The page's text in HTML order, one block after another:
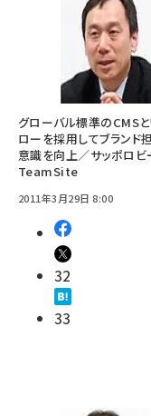
グローバル標準のCMS
ローを採用してブランド
意識を向上／サッポロビ
TeamSite
2011年3月29日 8:00
32
33